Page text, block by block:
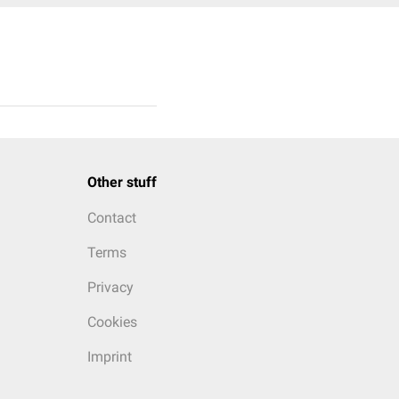
Other stuff
Contact
Terms
Privacy
Cookies
Imprint